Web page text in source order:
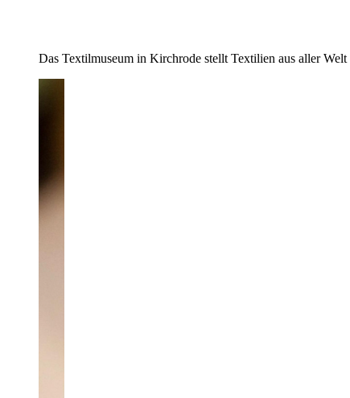
Das Textilmuseum in Kirchrode stellt Textilien aus aller Welt